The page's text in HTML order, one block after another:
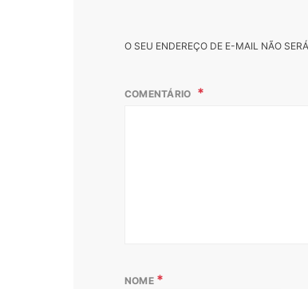
O SEU ENDEREÇO DE E-MAIL NÃO
COMENTÁRIO
NOME *